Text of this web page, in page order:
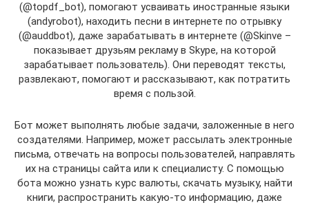
(@topdf_bot), помогают усваивать иностранные языки
(andyrobot), находить песни в интернете по отрывку
(@auddbot), даже зарабатывать в интернете (@Skinve –
показывает друзьям рекламу в Skype, на которой
зарабатывает пользователь). Они переводят тексты,
развлекают, помогают и рассказывают, как потратить
время с пользой.
Бот может выполнять любые задачи, заложенные в него
создателями. Например, может рассылать электронные
письма, отвечать на вопросы пользователей, направлять
их на страницы сайта или к специалисту. С помощью
бота можно узнать курс валюты, скачать музыку, найти
книги, распространить какую-то информацию, даже